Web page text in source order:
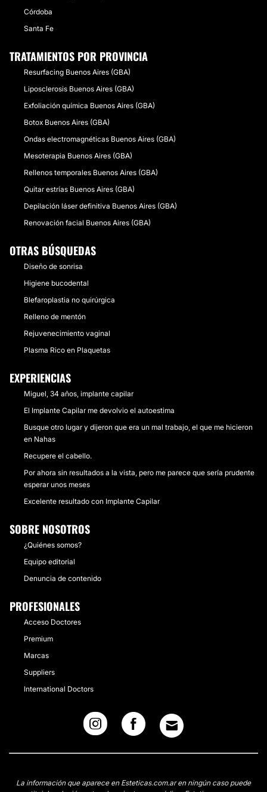
Córdoba
Santa Fe
TRATAMIENTOS POR PROVINCIA
Resurfacing Buenos Aires (GBA)
Liposclerosis Buenos Aires (GBA)
Exfoliación química Buenos Aires (GBA)
Botox Buenos Aires (GBA)
Ondas electromagnéticas Buenos Aires (GBA)
Mesoterapia Buenos Aires (GBA)
Rellenos temporales Buenos Aires (GBA)
Quitar estrías Buenos Aires (GBA)
Depilación láser definitiva Buenos Aires (GBA)
Renovación facial Buenos Aires (GBA)
OTRAS BÚSQUEDAS
Diseño de sonrisa
Higiene bucodental
Blefaroplastia no quirúrgica
Relleno de mentón
Rejuvenecimiento vaginal
Plasma Rico en Plaquetas
EXPERIENCIAS
Miguel, 34 años, implante capilar
El Implante Capilar me devolvio el autoestima
Busque otro lugar y dijeron que era un mal trabajo, el que me hicieron
en Nahas
Recupere el cabello.
Por ahora sin resultados a la vista, pero me parece que sería prudente
esperar unos meses
Excelente resultado con Implante Capilar
SOBRE NOSOTROS
¿Quiénes somos?
Equipo editorial
Denuncia de contenido
PROFESIONALES
Acceso Doctores
Premium
Marcas
Suppliers
International Doctors
La información que aparece en Esteticas.com.ar en ningún caso puede